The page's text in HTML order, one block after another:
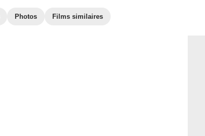
Photos Films similaires